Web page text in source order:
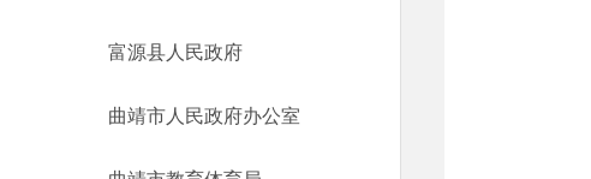
富源县人民政府
曲靖市人民政府办公室